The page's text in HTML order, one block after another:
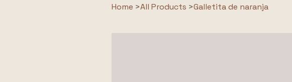
Home >All Products >Galletita de naranja